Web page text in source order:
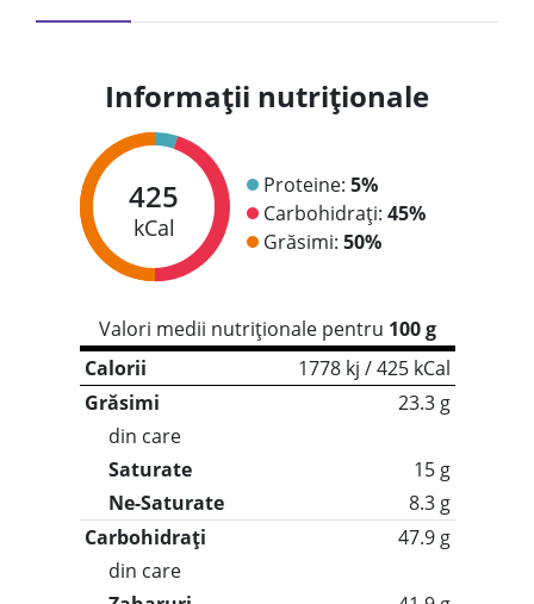
Informații nutriționale
425
kCal
Proteine: 5%
Carbohidrați: 45%
Grăsimi: 50%
Valori medii nutriționale pentru 100 g
Calorii
1778 kj / 425 kCal
Grăsimi
23.3 g
din care
Saturate
15 g
Ne-Saturate
8.3 g
Carbohidrați
47.9 g
din care